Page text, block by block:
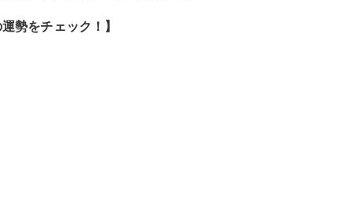
勢をチェック！】